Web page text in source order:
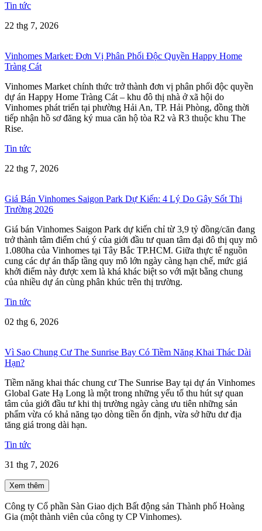
Tin tức
22 thg 7, 2026
Vinhomes Market: Đơn Vị Phân Phối Độc Quyền Happy Home
Tràng Cát
Vinhomes Market chính thức trở thành đơn vị phân phối độc quyền
dự án Happy Home Tràng Cát – khu đô thị nhà ở xã hội do
Vinhomes phát triển tại phường Hải An, TP. Hải Phòng, đồng thời
tiếp nhận hồ sơ đăng ký mua căn hộ tòa R2 và R3 thuộc khu The
Rise.
Tin tức
22 thg 7, 2026
Giá Bán Vinhomes Saigon Park Dự Kiến: 4 Lý Do Gây Sốt Thị
Trường 2026
Giá bán Vinhomes Saigon Park dự kiến chỉ từ 3,9 tỷ đồng/căn đang
trở thành tâm điểm chú ý của giới đầu tư quan tâm đại đô thị quy mô
1.080ha của Vinhomes tại Tây Bắc TP.HCM. Giữa thực tế nguồn
cung các dự án thấp tầng quy mô lớn ngày càng hạn chế, mức giá
khởi điểm này được xem là khá khác biệt so với mặt bằng chung
của nhiều dự án cùng phân khúc trên thị trường.
Tin tức
02 thg 6, 2026
Vì Sao Chung Cư The Sunrise Bay Có Tiềm Năng Khai Thác Dài
Hạn?
Tiềm năng khai thác chung cư The Sunrise Bay tại dự án Vinhomes
Global Gate Hạ Long là một trong những yếu tố thu hút sự quan
tâm của giới đầu tư khi thị trường ngày càng ưu tiên những sản
phẩm vừa có khả năng tạo dòng tiền ổn định, vừa sở hữu dư địa
tăng giá trong dài hạn.
Tin tức
31 thg 7, 2026
Xem thêm
Công ty Cổ phần Sàn Giao dịch Bất động sản Thành phố Hoàng
Gia (một thành viên của công ty CP Vinhomes).